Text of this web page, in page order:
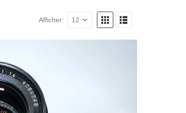
Afficher: